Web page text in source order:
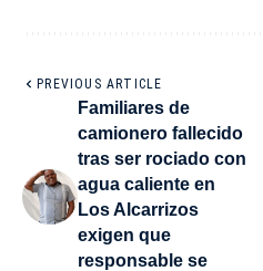
PREVIOUS ARTICLE
Familiares de
camionero fallecido
tras ser rociado con
agua caliente en
Los Alcarrizos
exigen que
responsable se